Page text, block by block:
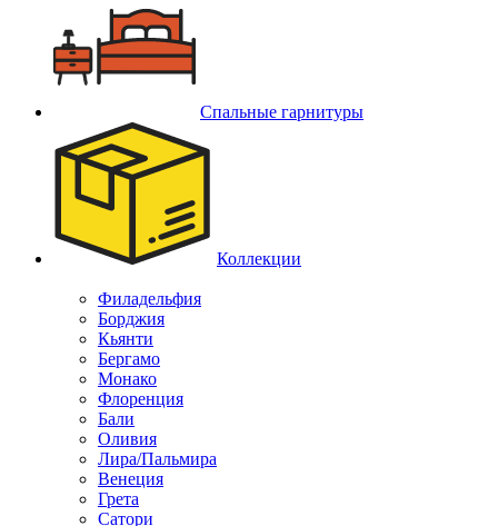
Спальные гарнитуры
Коллекции
Филадельфия
Борджия
Кьянти
Бергамо
Монако
Флоренция
Бали
Оливия
Лира/Пальмира
Венеция
Грета
Сатори